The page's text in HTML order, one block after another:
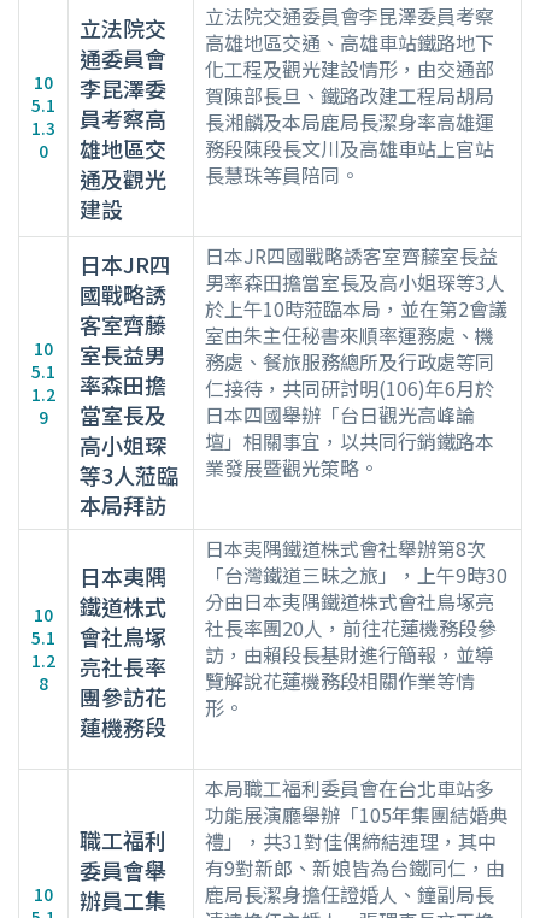
10
5.1
1.3
0
立法院交
通委員會
李昆澤委
員考察高
雄地區交
通及觀光
建設
立法院交通委員會李昆澤委員考察
高雄地區交通、高雄車站鐵路地下
化工程及觀光建設情形，由交通部
賀陳部長旦、鐵路改建工程局胡局
長湘麟及本局鹿局長潔身率高雄運
務段陳段長文川及高雄車站上官站
長慧珠等員陪同。
10
5.1
1.2
9
日本JR四
國戰略誘
客室齊藤
室長益男
率森田擔
當室長及
高小姐琛
等3人蒞臨
本局拜訪
日本JR四國戰略誘客室齊藤室長益
男率森田擔當室長及高小姐琛等3人
於上午10時蒞臨本局，並在第2會議
室由朱主任秘書來順率運務處、機
務處、餐旅服務總所及行政處等同
仁接待，共同研討明(106)年6月於
日本四國舉辦「台日觀光高峰論
壇」相關事宜，以共同行銷鐵路本
業發展暨觀光策略。
10
5.1
1.2
8
日本夷隅
鐵道株式
會社鳥塚
亮社長率
團參訪花
蓮機務段
日本夷隅鐵道株式會社舉辦第8次
「台灣鐵道三昧之旅」，上午9時30
分由日本夷隅鐵道株式會社鳥塚亮
社長率團20人，前往花蓮機務段參
訪，由賴段長基財進行簡報，並導
覽解說花蓮機務段相關作業等情
形。
10
職工福利
委員會舉
辦員工集
本局職工福利委員會在台北車站多
功能展演廳舉辦「105年集團結婚典
禮」，共31對佳偶締結連理，其中
有9對新郎、新娘皆為台鐵同仁，由
鹿局長潔身擔任證婚人、鐘副局長